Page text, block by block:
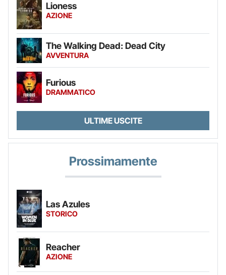
Lioness
AZIONE
The Walking Dead: Dead City
AVVENTURA
Furious
DRAMMATICO
ULTIME USCITE
Prossimamente
Las Azules
STORICO
Reacher
AZIONE